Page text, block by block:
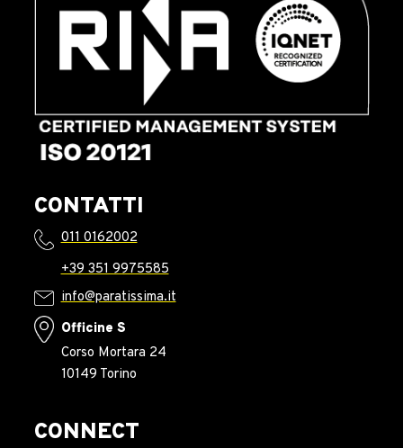
CONTATTI
011 0162002
+39 351 9975585
info@paratissima.it
Officine S
Corso Mortara 24
10149 Torino
CONNECT